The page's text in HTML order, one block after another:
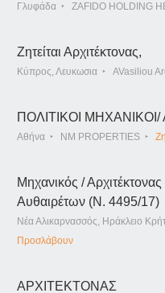
Γλυφάδα ZAFIDO HOLDING
Ζητείται Αρχιτέκτονας,
Κύπρος, Λευκωσια AVasiliou
ΠΟΛΙΤΙΚΟΙ
Αθήνα NM PROPERTIES
Μηχανικός /
Αυθαιρέτων (Ν. 4495/17)
Νέα Αλικαρνασσός, Ηράκλειο
Προσλάβουν
ΑΡΧΙΤΕΚΤΟΝΑΣ